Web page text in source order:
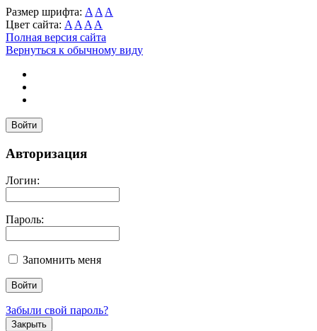
Размер шрифта: A A A
Цвет сайта: A A A A
Полная версия сайта
Вернуться к обычному виду
Войти
Авторизация
Логин:
Пароль:
Запомнить меня
Забыли свой пароль?
Закрыть